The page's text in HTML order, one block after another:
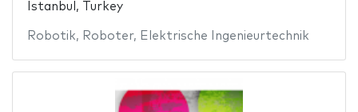
Istanbul, Turkey
Robotik, Roboter, Elektrische Ingenieurtechnik